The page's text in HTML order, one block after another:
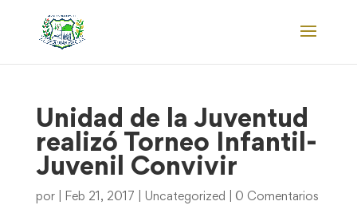
Unidad de la Juventud
realizó Torneo Infantil-
Juvenil Convivir
por Feb 21, 2017 Uncategorized 0 Comentarios